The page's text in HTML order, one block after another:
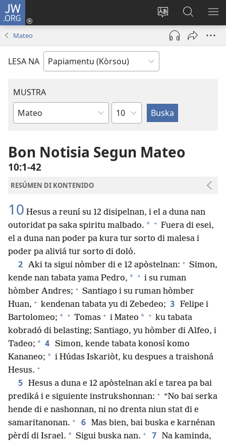
JW.ORG
Kambia
idioma
di
Log
(opens
window)
Buska
Riba
JW.ORG
Mateo
LESA NA
MUSTRA
Buki
Beibel
Kapítulo
Bon Notisia Segun Mateo
10:1-42
RESÚMEN DI KONTENIDO
10 Hesus a reuní su 12 disipelnan, i el a duna nan
outoridat pa saka spiritu malbado. * + Fuera di esei,
el a duna nan poder pa kura tur sorto di malesa i
poder pa aliviá tur sorto di doló.
2 Aki ta sigui nòmber di e 12 apòstelnan: + Simon,
kende nan tabata yama Pedro, * + i su ruman
hòmber Andres; + Santiago i su ruman hòmber
Huan, + kendenan tabata yu di Zebedeo; 3 Felipe i
Bartolomeo; * + Tomas + i Mateo * + ku tabata
kobradó di belasting; Santiago, yu hòmber di Alfeo, i
Tadeo; * 4 Simon, kende tabata konosí komo
Kananeo; * i Húdas Iskariòt, ku despues a traishoná
Hesus. +
5 Hesus a duna e 12 apòstelnan akí e tarea pa bai
prediká i e siguiente instrukshonnan: + “No bai serka
hende di e nashonnan, ni no drenta niun stat di e
samaritanonan. + 6 Mas bien, bai buska e karnénan
pèrdí di Israel. * Sigui buska nan. + 7 Na kaminda,